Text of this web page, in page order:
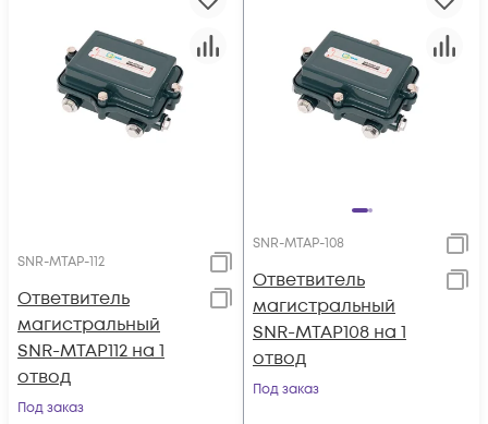
SNR-MTAP-112
Ответвитель
магистральный
SNR-MTAP112 на 1
отвод
Под заказ
SNR-MTAP-108
Ответвитель
магистральный
SNR-MTAP108 на 1
отвод
Под заказ